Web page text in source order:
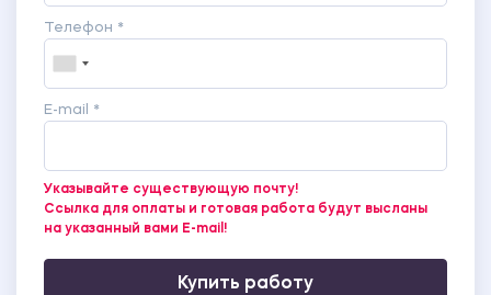
Телефон *
E-mail *
Указывайте существующую почту!
Ссылка для оплаты и готовая работа будут высланы
на указанный вами E-mail!
Купить работу